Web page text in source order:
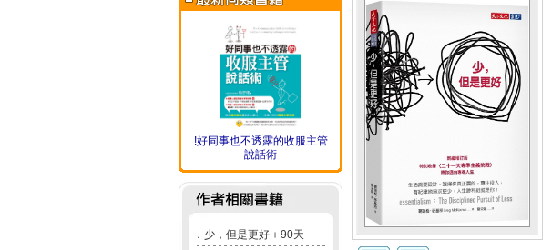
!好同事也不透露的收服主管
說話術
． 少，但是更好＋90天